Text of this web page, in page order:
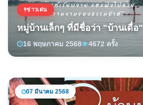
ข่าวเด่น
หมู่บ้านเล็กๆ ที่มีชื่อว่า "บ้านเดื่อ"
16 พฤษภาคม 2568 4672 ครั้ง
07 มีนาคม 2568